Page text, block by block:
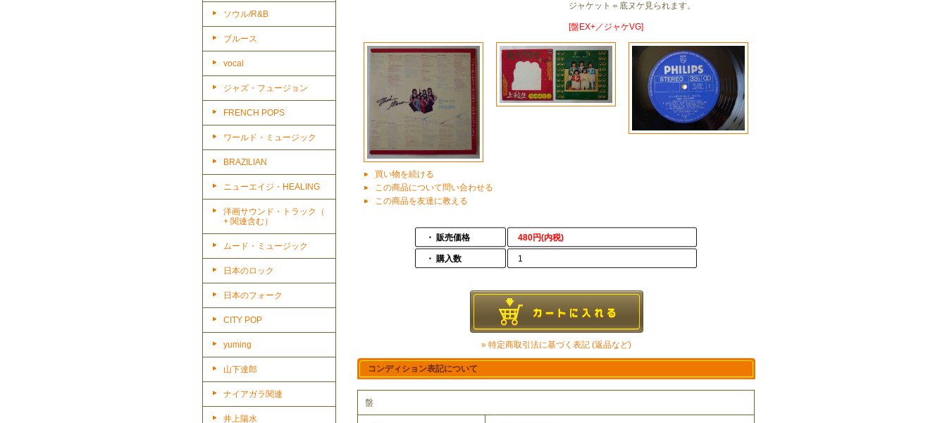
ソウル/R&B
ブルース
vocal
ジャズ・フュージョン
FRENCH POPS
ワールド・ミュージック
BRAZILIAN
ニューエイジ・HEALING
洋画サウンド・トラック（
+ 関連含む）
ムード・ミュージック
日本のロック
日本のフォーク
CITY POP
yuming
山下達郎
ナイアガラ関連
井上陽水
ジャケット＝底ヌケ見られます。
[盤EX+／ジャケVG]
買い物を続ける
この商品について問い合わせる
この商品を友達に教える
・ 販売価格 480円(内税)
・ 購入数 1
» 特定商取引法に基づく表記 (返品など)
コンディション表記について
盤